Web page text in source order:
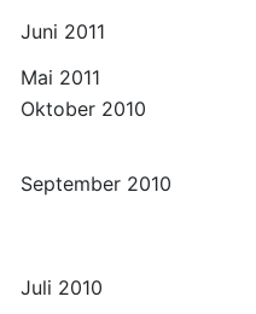
Juni 2011
Mai 2011
Oktober 2010
September 2010
Juli 2010